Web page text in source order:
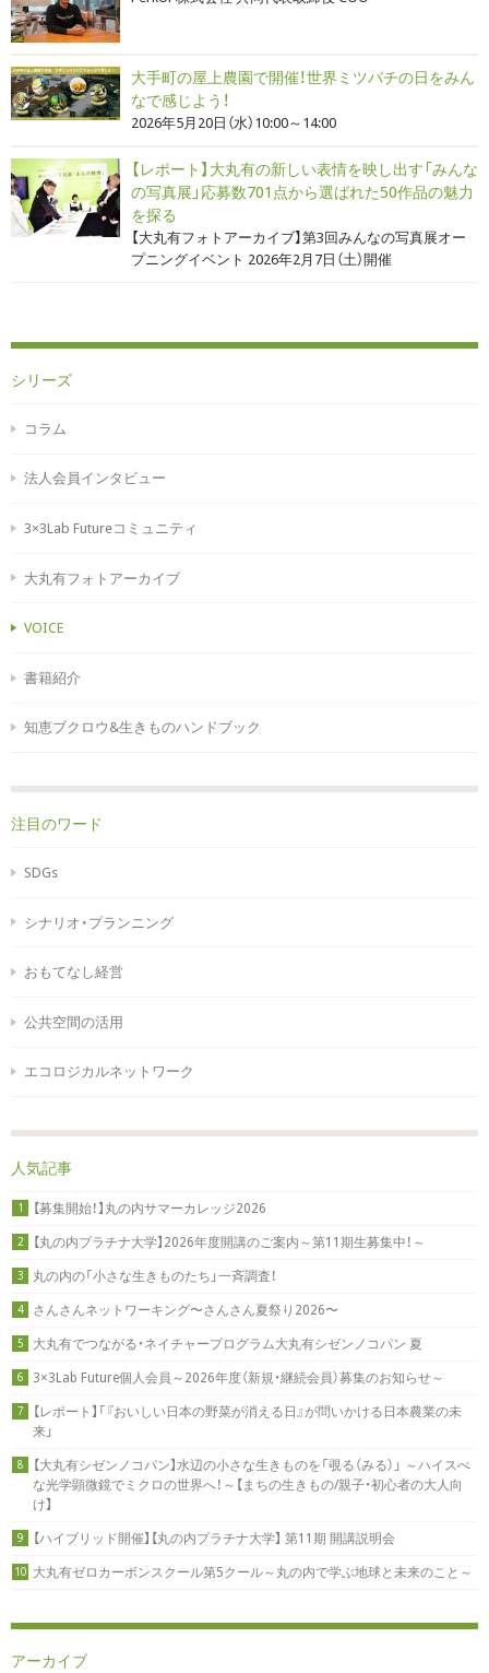
大手町の屋上農園で開催！世界ミツバチの日をみん
なで感じよう！
2026年5月20日（水）10:00～14:00
【レポート】大丸有の新しい表情を映し出す「みんな
の写真展」応募数701点から選ばれた50作品の魅力
を探る
【大丸有フォトアーカイブ】第3回みんなの写真展オー
プニングイベント 2026年2月7日（土）開催
シリーズ
コラム
法人会員インタビュー
3×3Lab Futureコミュニティ
大丸有フォトアーカイブ
VOICE
書籍紹介
知恵ブクロウ&生きものハンドブック
注目のワード
SDGs
シナリオ・プランニング
おもてなし経営
公共空間の活用
エコロジカルネットワーク
人気記事
1 【募集開始！】丸の内サマーカレッジ2026
2 【丸の内プラチナ大学】2026年度開講のご案内～第11期生募集中！～
3 丸の内の「小さな生きものたち」一斉調査！
4 さんさんネットワーキング〜さんさん夏祭り2026〜
5 大丸有でつながる・ネイチャープログラム大丸有シゼンノコパン 夏
6 3×3Lab Future個人会員～2026年度（新規・継続会員）募集のお知らせ～
7
【レポート】「『おいしい日本の野菜が消える日』が問いかける日本農業の未
来」
8
【大丸有シゼンノコパン】水辺の小さな生きものを「覗る（みる）」 ～ハイスぺ
な光学顕微鏡でミクロの世界へ！～【まちの生きもの/親子・初心者の大人向
け】
9 【ハイブリッド開催】【丸の内プラチナ大学】 第11期 開講説明会
10 大丸有ゼロカーボンスクール第5クール～丸の内で学ぶ地球と未来のこと～
アーカイブ